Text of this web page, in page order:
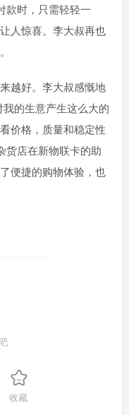
款时，只需轻轻一
人惊喜。李大叔再也
越好。李大叔感慨地
的生意产生这么大的
价格，质量和稳定性
货店在新物联卡的助
便捷的购物体验，也
收藏